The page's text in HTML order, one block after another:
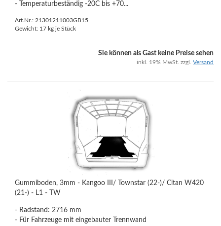
- Temperaturbeständig -20C bis +70...
Art.Nr.: 21301211003GB15
Gewicht: 17 kg je Stück
Sie können als Gast keine Preise sehen
inkl. 19% MwSt. zzgl. Versand
Gummiboden, 3mm - Kangoo III/ Townstar (22-)/ Citan W420
(21-) - L1 - TW
- Radstand: 2716 mm
- Für Fahrzeuge mit eingebauter Trennwand